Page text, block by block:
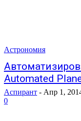
Астрономия
Automated
Аспирант - Апр 1,
0